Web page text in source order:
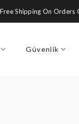
Free Shipping On
Güvenlik